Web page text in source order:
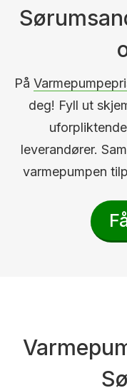
På
deg! Fyll ut
leverandører.
varmepumpen